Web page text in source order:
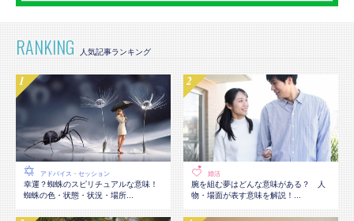
RANKING
アドバイス・セッション
幸運？蜘蛛のスピリチュアルな意味！
蜘蛛の色・状態・状況・場所...
婚活
腕を組む夢はどんな意味がある？ 人
物・場面が表す意味を解説！...